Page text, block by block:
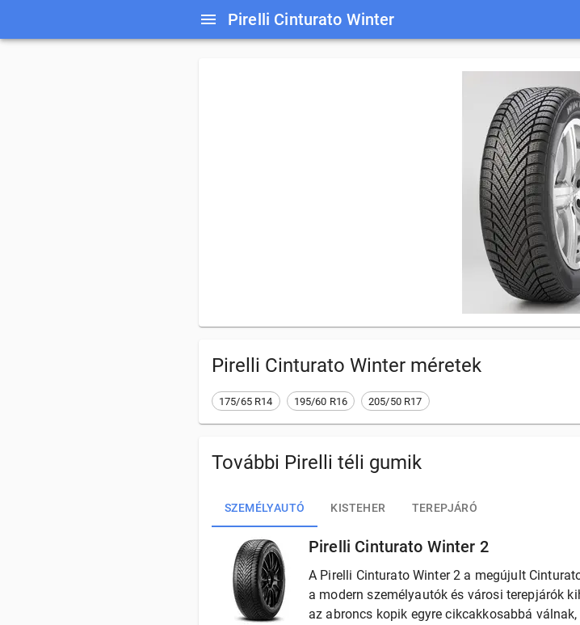
Pirelli Cinturato Winter
Pirelli Cinturato Winter méretek
175/65 R14 195/60 R16 205/50 R17
További Pirelli téli gumik
SZEMÉLYAUTÓ KISTEHER TEREPJÁRÓ
Pirelli Cinturato Winter 2
A Pirelli Cinturato Winter 2 a megújult
a modern személyautók és városi terepjárók
az abroncs kopik egyre cikcakkosabbá